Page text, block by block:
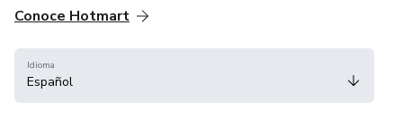
Conoce Hotmart
Idioma
Español